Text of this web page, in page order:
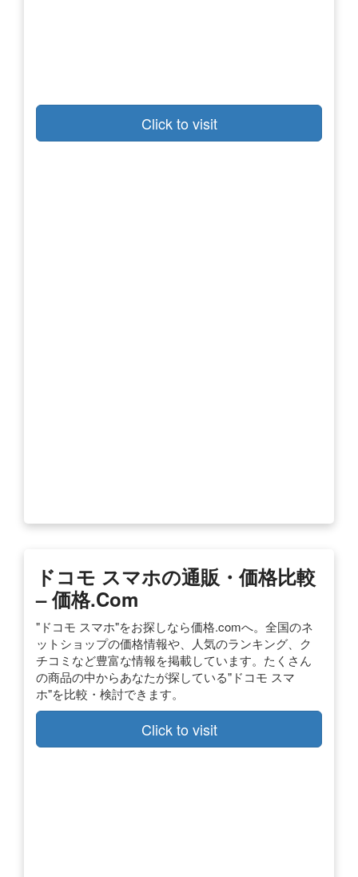
Click to visit
ドコモ スマホの通販・価格比較
– 価格.com
"ドコモ スマホ"をお探しなら価格.comへ。全国のネ
ットショップの価格情報や、人気のランキング、ク
チコミなど豊富な情報を掲載しています。たくさん
の商品の中からあなたが探している"ドコモ スマ
ホ"を比較・検討できます。
Click to visit